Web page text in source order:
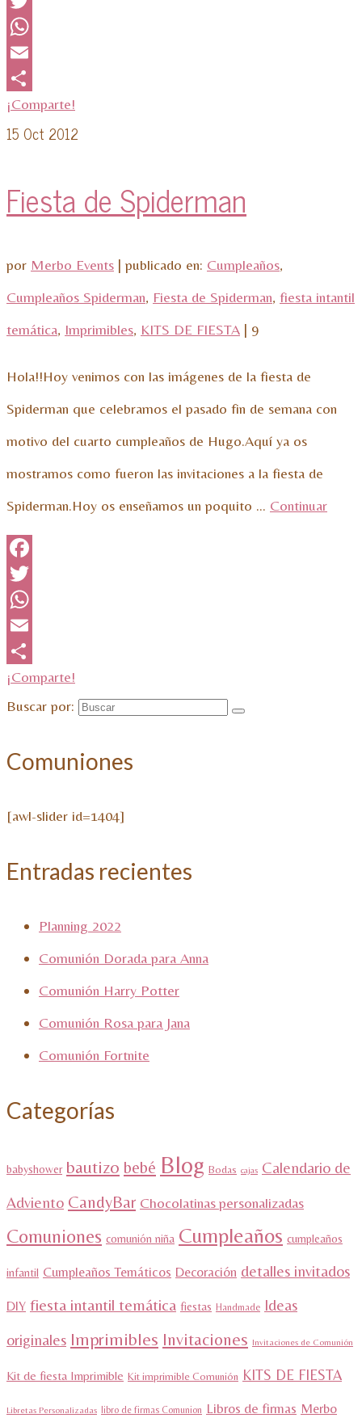
Twitter
WhatsApp
Email
¡Comparte!
15 Oct 2012
Fiesta de Spiderman
por Merbo Events | publicado en: Cumpleaños,
Cumpleaños Spiderman, Fiesta de Spiderman, fiesta intantil
temática, Imprimibles, KITS DE FIESTA | 9
Hola!!Hoy venimos con las imágenes de la fiesta de
Spiderman que celebramos el pasado fin de semana con
motivo del cuarto cumpleaños de Hugo.Aquí ya os
mostramos como fueron las invitaciones a la fiesta de
Spiderman.Hoy os enseñamos un poquito … Continuar
Facebook
Twitter
WhatsApp
Email
¡Comparte!
Buscar por:
Comuniones
[awl-slider id=1404]
Entradas recientes
Planning 2022
Comunión Dorada para Anna
Comunión Harry Potter
Comunión Rosa para Jana
Comunión Fortnite
Categorías
babyshower bautizo bebé Blog Bodas cajas Calendario de
Adviento CandyBar Chocolatinas personalizadas
Comuniones comunión niña Cumpleaños cumpleaños
infantil Cumpleaños Temáticos Decoración detalles invitados
DIY fiesta intantil temática fiestas Handmade Ideas
originales Imprimibles Invitaciones Invitaciones de Comunión
Kit de fiesta Imprimible Kit imprimible Comunión KITS DE FIESTA
Libretas Personalizadas libro de firmas Comunion Libros de firmas Merbo